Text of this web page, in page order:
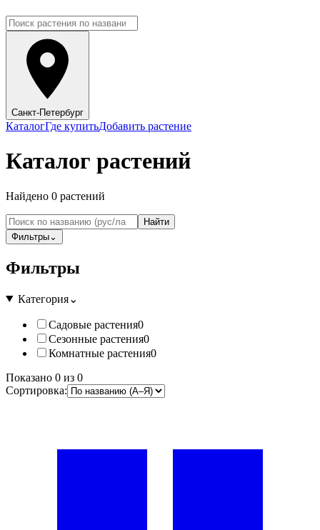
Санкт-Петербург
КаталогГде купитьДобавить растение
Каталог растений
Найдено 0 растений
Найти
Фильтры⌄
Фильтры
Категория⌄
Садовые растения0
Сезонные растения0
Комнатные растения0
Показано 0 из 0
Сортировка: